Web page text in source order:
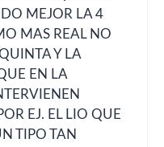
MEJOR LA 4
MAS REAL NO
Y LA
EN LA
EJ. EL LIO QUE
TIPO TAN